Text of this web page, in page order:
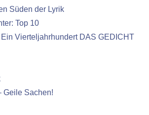
Süden der Lyrik
Top 10
Vierteljahrhundert DAS GEDICHT
Geile Sachen!